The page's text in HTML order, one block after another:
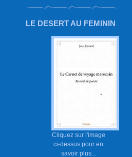
LE DESERT AU FEMININ
Cliquez sur l'image
ci-dessus pour en
savoir plus...